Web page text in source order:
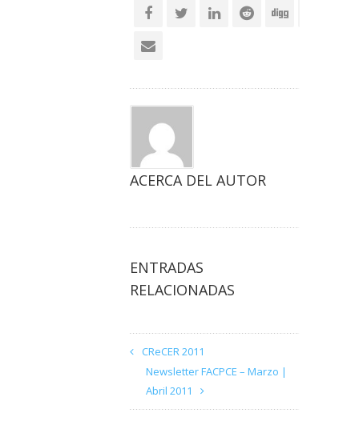
ACERCA DEL AUTOR
ENTRADAS
RELACIONADAS
CReCER 2011
Newsletter FACPCE – Marzo |
Abril 2011